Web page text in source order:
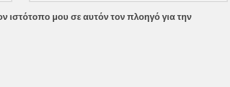
μου σε αυτόν τον πλοηγό για την